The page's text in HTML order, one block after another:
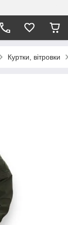
Куртки, вітровки